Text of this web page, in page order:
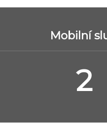
Mobilní